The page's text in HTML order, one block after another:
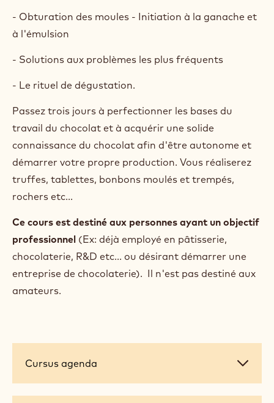
- Obturation des moules - Initiation à la ganache et
à l'émulsion
- Solutions aux problèmes les plus fréquents
- Le rituel de dégustation.
Passez trois jours à perfectionner les bases du
travail du chocolat et à acquérir une solide
connaissance du chocolat afin d'être autonome et
démarrer votre propre production. Vous réaliserez
truffes, tablettes, bonbons moulés et trempés,
rochers etc...
Ce cours est destiné aux personnes ayant un objectif
professionnel (Ex: déjà employé en pâtisserie,
chocolaterie, R&D etc... ou désirant démarrer une
entreprise de chocolaterie). Il n'est pas destiné aux
amateurs.
Cursus
Cursus agenda